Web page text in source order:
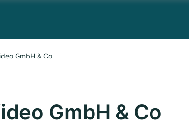
GmbH & Co
GmbH & Co